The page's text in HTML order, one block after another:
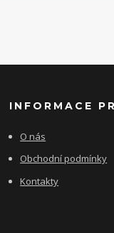
INFORMACE
O nás
Obchodní podmínky
Kontakty